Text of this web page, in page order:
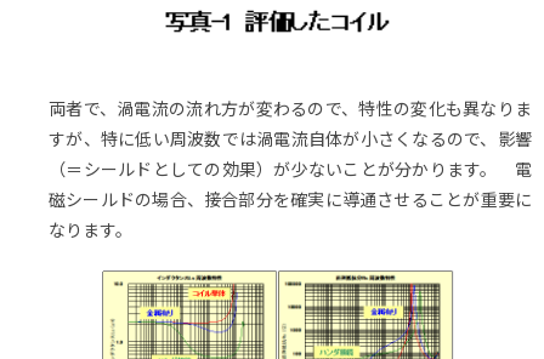
両者で、渦電流の流れ方が変わるので、特性の変化も異なりま
すが、特に低い周波数では渦電流自体が小さくなるので、影響
（＝シールドとしての効果）が少ないことが分かります。 電
磁シールドの場合、接合部分を確実に導通させることが重要に
なります。